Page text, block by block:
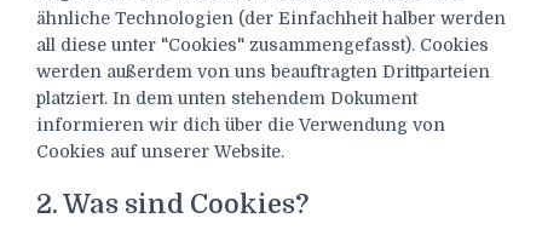
ähnliche Technologien (der Einfachheit halber werden
all diese unter "Cookies" zusammengefasst). Cookies
werden außerdem von uns beauftragten Drittparteien
platziert. In dem unten stehendem Dokument
informieren wir dich über die Verwendung von
Cookies auf unserer Website.
2. Was sind Cookies?